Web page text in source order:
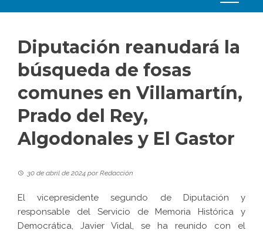
Diputación reanudará la
búsqueda de fosas
comunes en Villamartín,
Prado del Rey,
Algodonales y El Gastor
30 de abril de 2024 porRedacción
El vicepresidente segundo de Diputación y
responsable del Servicio de Memoria Histórica y
Democrática, Javier Vidal, se ha reunido con el